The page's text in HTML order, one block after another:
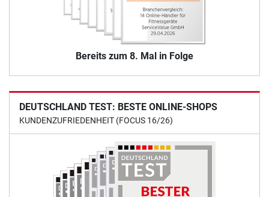
Bereits zum 8. Mal in Folge
DEUTSCHLAND TEST: BESTE ONLINE-SHOPS
KUNDENZUFRIEDENHEIT (FOCUS 16/26)